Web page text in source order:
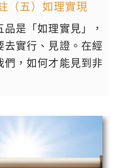
（五）如理實現
品是「如理實見」，
去實行、見證。在經
們，如何才能見到非